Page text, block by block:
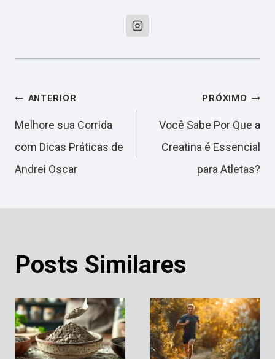
Navegação
de
Post
ANTERIOR
Melhore sua Corrida
com Dicas Práticas de
Andrei Oscar
PRÓXIMO
Você Sabe Por Que a
Creatina é Essencial
para Atletas?
Posts Similares